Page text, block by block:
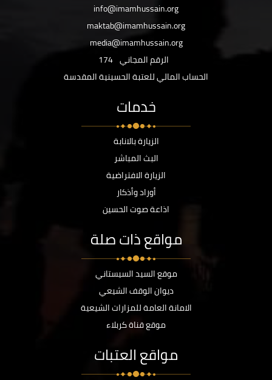
info@imamhussain.org
maktab@imamhussain.org
media@imamhussain.org
الرقم المجاني 174
الحساب المالي للعتبة الحسينية المقدسة
خدمات
الزيارة بالانابة
البث المباشر
الزيارة الافتراضية
أوراد وأذكار
اذاعة صوت الحسين
مواقع ذات صلة
موقع السيد السيستاني
ديوان الوقف الشيعي
الامانة العامة للمزارات الشيعية
موقع قناة كربلاء
مواقع العتبات